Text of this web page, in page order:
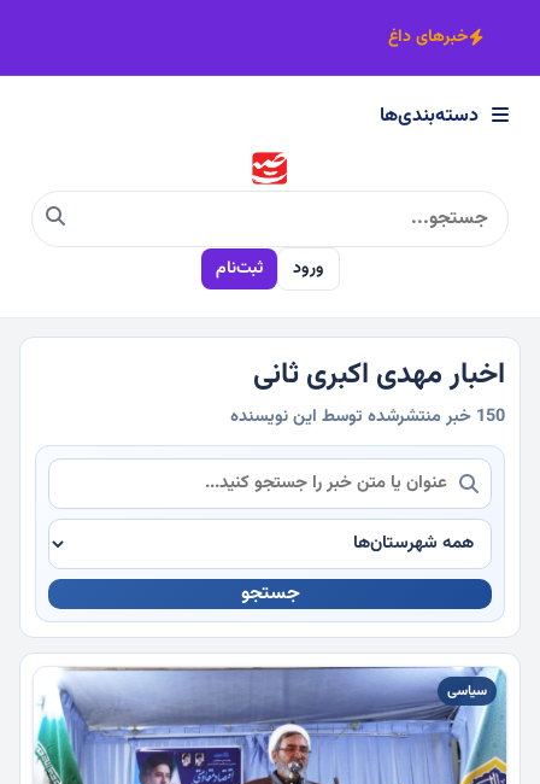
دسته‌بندی‌ها
سیاسی
اجتماعی
فرهنگی
ورزشی
چندرسانه
خبرهای داغ
دسته‌بندی‌ها
ورود ثبت‌نام
اخبار مهدی اکبری ثانی
150 خبر منتشرشده توسط این نویسنده
جستجو
سیاسی